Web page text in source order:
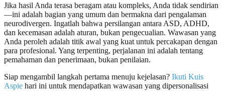
Jika hasil Anda terasa beragam atau kompleks, Anda tidak sendirian
—ini adalah bagian yang umum dan bermakna dari pengalaman
neurodivergen. Ingatlah bahwa persilangan antara ASD, ADHD,
dan kecemasan adalah aturan, bukan pengecualian. Wawasan yang
Anda peroleh adalah titik awal yang kuat untuk percakapan dengan
para profesional. Yang terpenting, perjalanan ini adalah tentang
pemahaman dan penerimaan, bukan penilaian.
Siap mengambil langkah pertama menuju kejelasan? Ikuti Kuis
Aspie hari ini untuk mendapatkan wawasan yang dipersonalisasi